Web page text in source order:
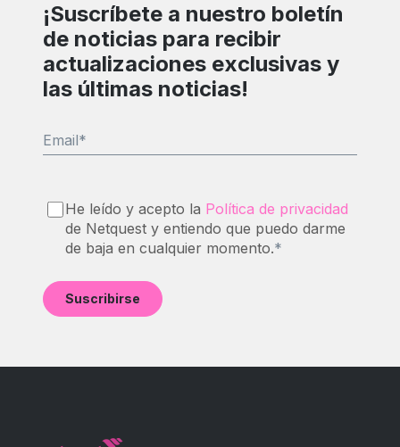
¡Suscríbete a nuestro boletín
de noticias para recibir
actualizaciones exclusivas y
las últimas noticias!
Email*
He leído y acepto la Política de privacidad
de Netquest y entiendo que puedo darme
de baja en cualquier momento.*